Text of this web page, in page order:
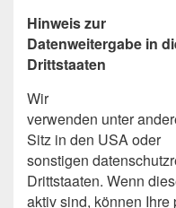
Hinweis zur
Datenweitergabe in
Drittstaaten
Wir
verwenden unter
Sitz in den USA oder
sonstigen
Drittstaaten. Wenn
aktiv sind, können